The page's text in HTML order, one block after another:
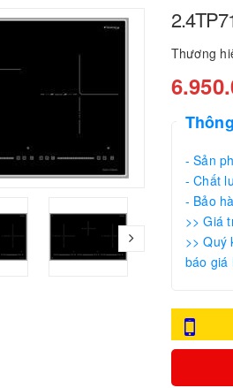
Thương
- Sản
- Chất
- Bảo
>> Giá
>> Quý
báo giá